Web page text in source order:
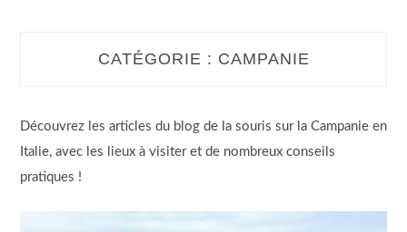
CATÉGORIE : CAMPANIE
Découvrez les articles du blog de la souris sur la Campanie en
Italie, avec les lieux à visiter et de nombreux conseils
pratiques !